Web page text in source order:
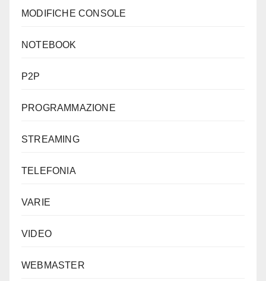
MODIFICHE CONSOLE
NOTEBOOK
P2P
PROGRAMMAZIONE
STREAMING
TELEFONIA
VARIE
VIDEO
WEBMASTER